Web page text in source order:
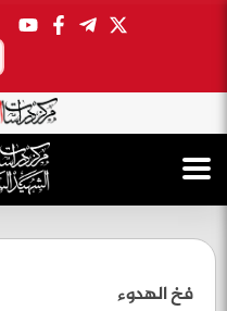
.
فخ الهدوء